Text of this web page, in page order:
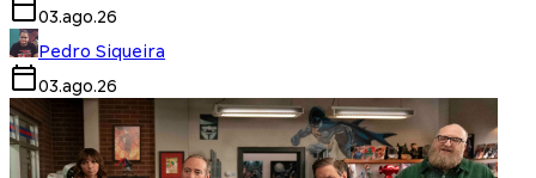
03.ago.26
Pedro Siqueira
03.ago.26